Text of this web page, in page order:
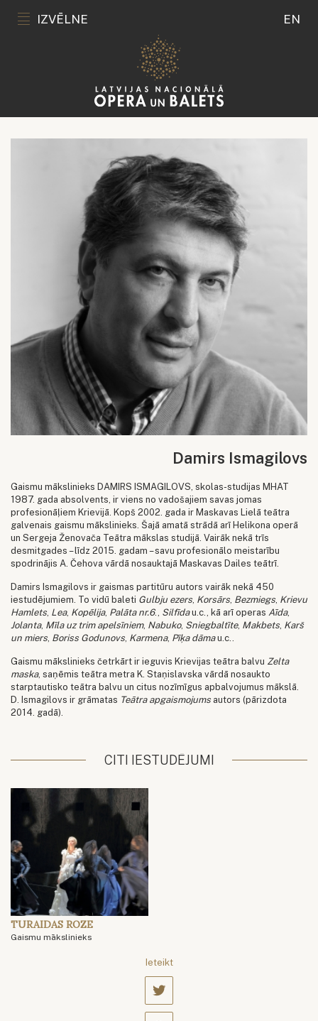
IZVĒLNE EN
Damirs Ismagilovs
Gaismu mākslinieks DAMIRS ISMAGILOVS, skolas-studijas MHAT
1987. gada absolvents, ir viens no vadošajiem savas jomas
profesionāļiem Krievijā. Kopš 2002. gada ir Maskavas Lielā teātra
galvenais gaismu mākslinieks. Šajā amatā strādā arī Helikona operā
un Sergeja Ženovača Teātra mākslas studijā. Vairāk nekā trīs
desmitgades – līdz 2015. gadam – savu profesionālo meistarību
spodrinājis A. Čehova vārdā nosauktajā Maskavas Dailes teātrī.
Damirs Ismagilovs ir gaismas partitūru autors vairāk nekā 450
iestudējumiem. To vidū baleti Gulbju ezers Korsārs Bezmiegs Krievu
Hamlets Lea, Kopēlija, Palāta nr.6., Silfīdau.c., kā arī operas Aīda,
Jolanta, Mīla uz trim apelsīniem, Nabuko, Sniegbaltīte, Makbets Karš
un miers Boriss Godunovs Karmena, Pīķa dāmau.c..
Gaismu mākslinieks četrkārt ir ieguvis Krievijas teātra balvu Zelta
maska, saņēmis teātra metra K. Staņislavska vārdā nosaukto
starptautisko teātra balvu un citus nozīmīgus apbalvojumus mākslā.
D. Ismagilovs ir grāmatas Teātra apgaismojums autors (pārizdota
2014. gadā).
CITI IESTUDĒJUMI
TURAIDAS ROZE
Gaismu mākslinieks
Ieteikt